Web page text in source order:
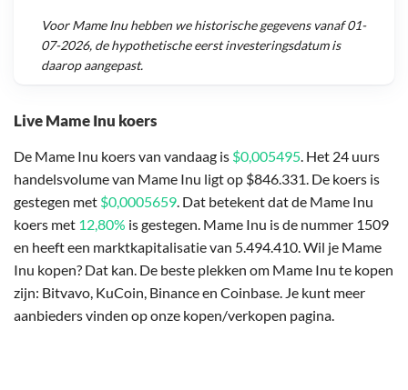
Live Mame Inu koers
De Mame Inu koers van vandaag is $0,005495. Het 24 uurs
handelsvolume van Mame Inu ligt op $846.331. De koers is
gestegen met $0,0005659. Dat betekent dat de Mame Inu
koers met 12,80% is gestegen. Mame Inu is de nummer 1509
en heeft een marktkapitalisatie van 5.494.410. Wil je Mame
Inu kopen? Dat kan. De beste plekken om Mame Inu te kopen
zijn: Bitvavo, KuCoin, Binance en Coinbase. Je kunt meer
aanbieders vinden op onze kopen/verkopen pagina.
VoorMame Inuhebben we historische gegevens vanaf01-
07-2026, de hypothetische eerst investeringsdatum is
daarop aangepast.